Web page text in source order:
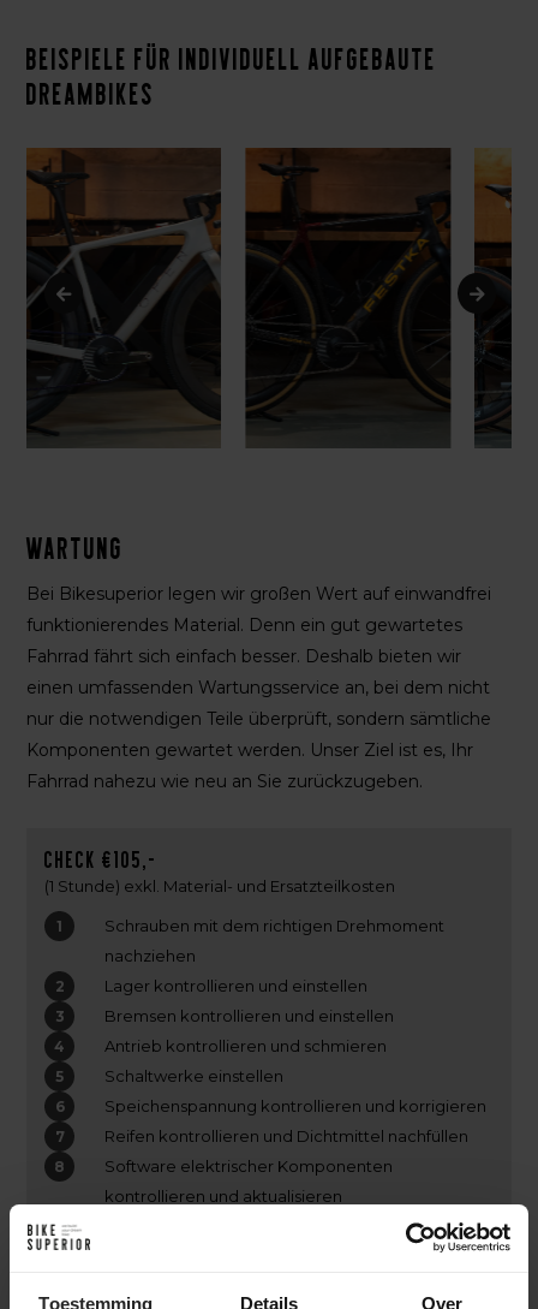
Toestemming Details Over
Beispiele für individuell aufgebaute
Dreambikes
Wartung
Bei Bikesuperior legen wir großen Wert auf einwandfrei
funktionierendes Material. Denn ein gut gewartetes
Fahrrad fährt sich einfach besser. Deshalb bieten wir
einen umfassenden Wartungsservice an, bei dem nicht
nur die notwendigen Teile überprüft, sondern sämtliche
Komponenten gewartet werden. Unser Ziel ist es, Ihr
Fahrrad nahezu wie neu an Sie zurückzugeben.
Check €105,-
(1 Stunde) exkl. Material- und Ersatzteilkosten
Schrauben mit dem richtigen Drehmoment
nachziehen
Lager kontrollieren und einstellen
Bremsen kontrollieren und einstellen
Antrieb kontrollieren und schmieren
Schaltwerke einstellen
Speichenspannung kontrollieren und korrigieren
Reifen kontrollieren und Dichtmittel nachfüllen
Software elektrischer Komponenten
kontrollieren und aktualisieren
Optionen
Federgabel-/Dämpferservice